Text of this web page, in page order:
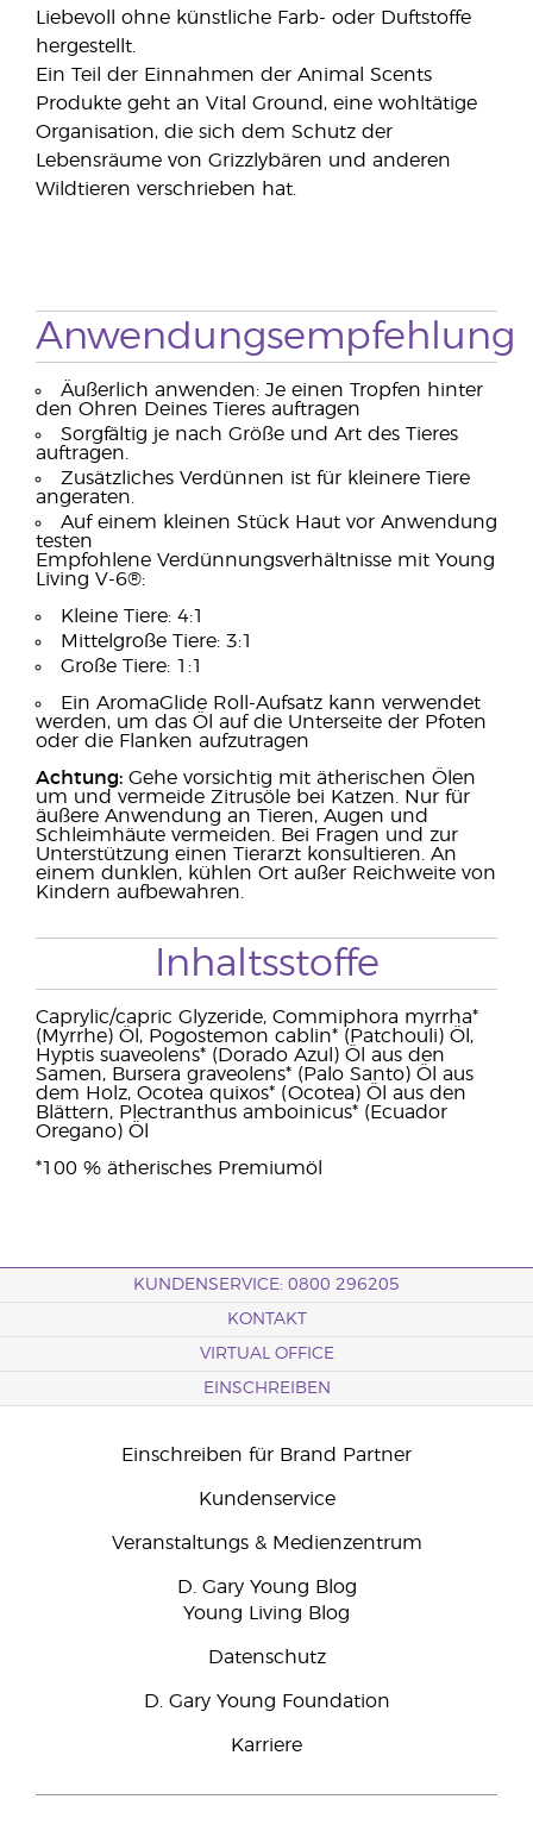
Liebevoll ohne künstliche Farb- oder Duftstoffe
hergestellt.
Ein Teil der Einnahmen der Animal Scents
Produkte geht an Vital Ground, eine wohltätige
Organisation, die sich dem Schutz der
Lebensräume von Grizzlybären und anderen
Wildtieren verschrieben hat.
Anwendungsempfehlung
Äußerlich anwenden: Je einen Tropfen hinter
den Ohren Deines Tieres auftragen
Sorgfältig je nach Größe und Art des Tieres
auftragen.
Zusätzliches Verdünnen ist für kleinere Tiere
angeraten.
Auf einem kleinen Stück Haut vor Anwendung
testen
Empfohlene Verdünnungsverhältnisse mit Young
Living V-6®:
Kleine Tiere: 4:1
Mittelgroße Tiere: 3:1
Große Tiere: 1:1
Ein AromaGlide Roll-Aufsatz kann verwendet
werden, um das Öl auf die Unterseite der Pfoten
oder die Flanken aufzutragen
Achtung: Gehe vorsichtig mit ätherischen Ölen
um und vermeide Zitrusöle bei Katzen. Nur für
äußere Anwendung an Tieren, Augen und
Schleimhäute vermeiden. Bei Fragen und zur
Unterstützung einen Tierarzt konsultieren. An
einem dunklen, kühlen Ort außer Reichweite von
Kindern aufbewahren.
Inhaltsstoffe
Caprylic/capric Glyzeride, Commiphora myrrha*
(Myrrhe) Öl, Pogostemon cablin* (Patchouli) Öl,
Hyptis suaveolens* (Dorado Azul) Öl aus den
Samen, Bursera graveolens* (Palo Santo) Öl aus
dem Holz, Ocotea quixos* (Ocotea) Öl aus den
Blättern, Plectranthus amboinicus* (Ecuador
Oregano) Öl
*100 % ätherisches Premiumöl
KUNDENSERVICE: 0800 296205
KONTAKT
VIRTUAL OFFICE
EINSCHREIBEN
Einschreiben für Brand Partner
Kundenservice
Veranstaltungs & Medienzentrum
D. Gary Young Blog
Young Living Blog
Datenschutz
D. Gary Young Foundation
Karriere